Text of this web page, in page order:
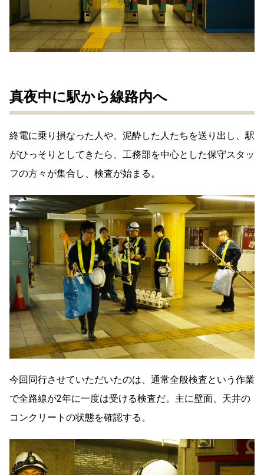
真夜中に駅から線路内へ
終電に乗り損なった人や、泥酔した人たちを送り出し、駅
がひっそりとしてきたら、工務部を中心とした保守スタッ
フの方々が集合し、検査が始まる。
今回同行させていただいたのは、通常全般検査という作業
で全路線が2年に一度は受ける検査だ。主に壁面、天井の
コンクリートの状態を確認する。